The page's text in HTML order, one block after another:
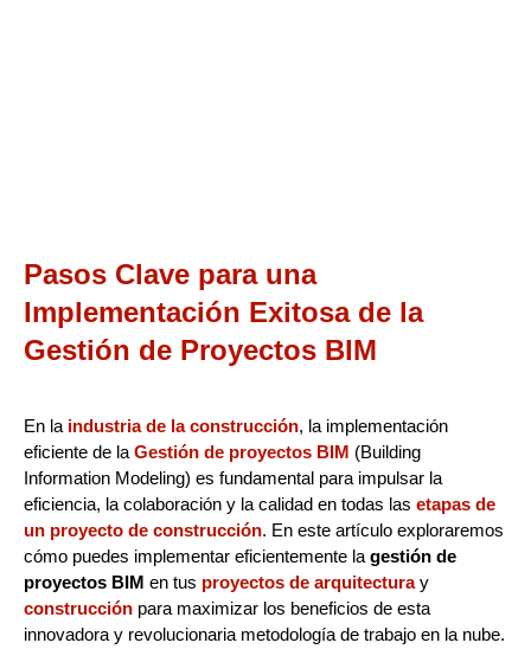
Pasos Clave para una
Implementación Exitosa de la
Gestión de Proyectos BIM
En la industria de la construcción, la implementación
eficiente de la Gestión de proyectos BIM (Building
Information Modeling) es fundamental para impulsar la
eficiencia, la colaboración y la calidad en todas las etapas de
un proyecto de construcción. En este artículo exploraremos
cómo puedes implementar eficientemente la gestión de
proyectos BIM en tus proyectos de arquitecturay
construcción para maximizar los beneficios de esta
innovadora y revolucionaria metodología de trabajo en la nube.